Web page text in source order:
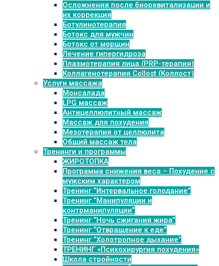
Осложнения после биоревитализации и
их коррекция
Ботулинотерапия
Ботокс для мужчин
Ботокс от морщин
Лечение гипергидроза
Плазмотерапия лица (PRP-терапия)
Коллагенотерапия Collost (Коллост)
Услуги массажа
Монсалада
LPG массаж
Антицеллюлитный массаж
Массаж для похудения
Мезотерапия от целлюлита
Общий массаж тела
Тренинги и программы
ЖИРОТОПКА
Программа снижения веса – Похудение с
мужским характером
Тренинг “Интервальное голодание”
Тренинг “Манипуляции и
контрманипуляции”
Тренинг “Ночь сжигания жира”
Тренинг “Отвращение к еде”
Тренинг “Холотропное дыхание”
ТРЕНИНГ «Психохирургия похудения»
Школа стройности